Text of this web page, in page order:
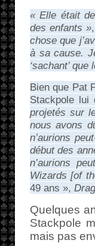
« Elle était
des enfants »
chose que
à sa cause.
‘sachant’
Bien que Pat
Stackpole
projetés sur
nous avons
n’aurions
début des
n’aurions
Wizards [of
49 ans »,
Quelques
Stackpole
mais pas